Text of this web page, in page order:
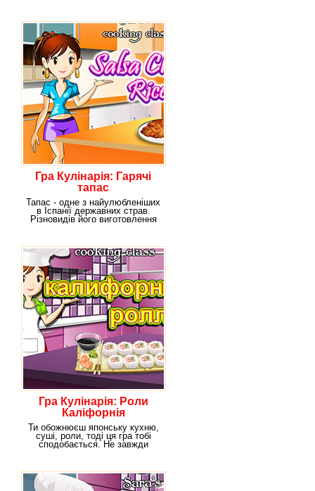
Гра Кулінарія: Гарячі
тапас
Тапас - одне з найулюбленіших
в Іспанії державних страв.
Різновидів його виготовлення
Гра Кулінарія: Роли
Каліфорнія
Ти обожнюєш японську кухню,
суші, роли, тоді ця гра тобі
сподобається. Не завжди